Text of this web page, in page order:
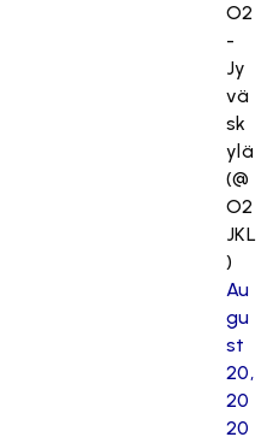
O2
-
Jy
vä
sk
ylä
(@
O2
JKL
)
Au
gu
st
20,
20
20